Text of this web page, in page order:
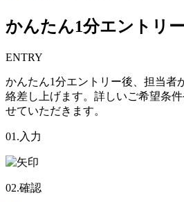
かんたん1分エントリー
ENTRY
かんたん1分エントリー後、担当者
絡差し上げます。詳しいご希望条
せていただきます。
01.入力
02.確認